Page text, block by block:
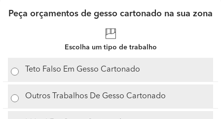
Peça orçamentos de gesso cartonado na sua zona
Escolha um tipo de trabalho
Teto Falso Em Gesso Cartonado
Outros Trabalhos De Gesso Cartonado